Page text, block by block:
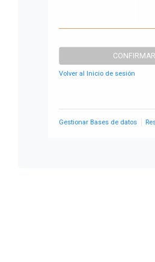
CONFIRMAR
Volver al Inicio de sesión
Gestionar Bases de datos